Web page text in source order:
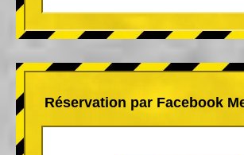
Réservation par Facebook